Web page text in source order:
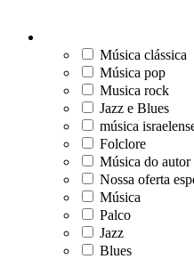
Música clássica
Música pop
Musica rock
Jazz e Blues
música
Folclore
Música do autor
Nossa oferta
Música
Palco
Jazz
Blues